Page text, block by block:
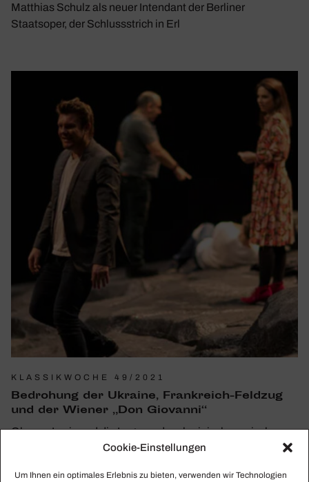
Cookie-Einstellungen
Um Ihnen ein optimales Erlebnis zu bieten, verwenden wir Technologien
Matthias Schulz als neuer Intendant der Berliner
Staatsoper, der Schlussstrich in Erl
KLASSIKWOCHE 49/2021
Bedro­hung der Ukraine, Frank­reich-Feldzug
und der Wiener „Don Giovanni“
Oksana Lyniv und die Lage an der ukrainisch-russischen
Grenze, Marek Janowski mit französischen Musikern,